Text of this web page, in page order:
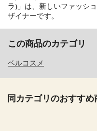
ラ)」は、新しいファッシ
ザイナーです。
この商品のカテゴリ
ベルコスメ
同カテゴリのおすすめ